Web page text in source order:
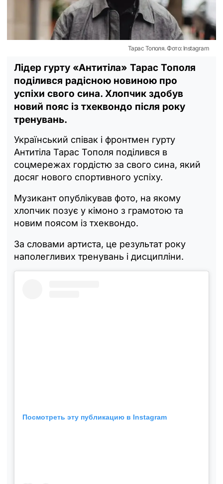
Тарас Тополя. Фото: Instagram
Лідер гурту «Антитіла» Тарас Тополя
поділився радісною новиною про
успіхи свого сина. Хлопчик здобув
новий пояс із тхеквондо після року
тренувань.
Український співак і фронтмен гурту
Антитіла Тарас Тополя поділився в
соцмережах гордістю за свого сина, який
досяг нового спортивного успіху.
Музикант опублікував фото, на якому
хлопчик позує у кімоно з грамотою та
новим поясом із тхеквондо.
За словами артиста, це результат року
наполегливих тренувань і дисципліни.
Посмотреть эту публикацию в Instagram